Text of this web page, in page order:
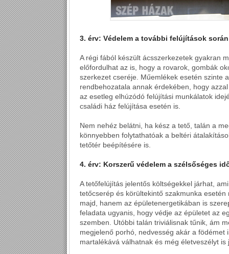
3. érv: Védelem a további felújítások során
A régi fából készült ácsszerkezetek gyakran
előfordulhat az is, hogy a rovarok, gombák
szerkezet cseréje. Műemlékek esetén szinte
rendbehozatala annak érdekében, hogy
az esetleg elhúzódó felújítási munkálatok
családi ház felújítása esetén is.
Nem nehéz belátni, ha kész a tető, talán a
könnyebben folytathatóak a beltéri
tetőtér beépítésére is.
4. érv: Korszerű védelem a szélsőséges
A tetőfelújítás jelentős költségekkel járhat,
tetőcserép és körültekintő szakmunka
majd, hanem az épületenergetikában is
feladata ugyanis, hogy védje az épületet az
szemben. Utóbbi talán triviálisnak tűnik, ám
megjelenő porhó, nedvesség akár a
martalékává válhatnak és még életveszélyt is